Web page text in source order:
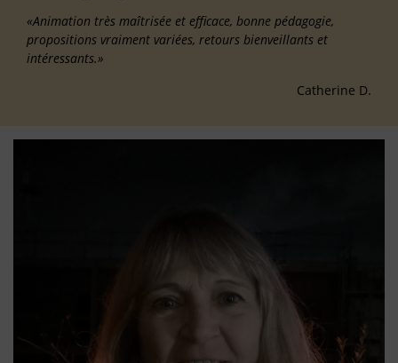
«Animation très maîtrisée et efficace, bonne pédagogie,
propositions vraiment variées, retours bienveillants et
intéressants.»
Catherine D.